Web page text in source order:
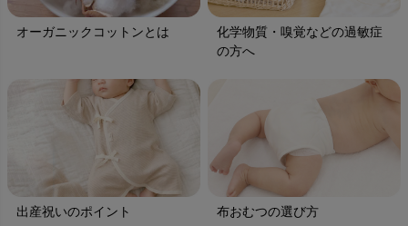
オーガニックコットンとは
化学物質・嗅覚などの過敏症
の方へ
出産祝いのポイント 布おむつの選び方